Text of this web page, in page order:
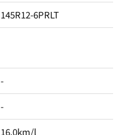
145R12-6PRLT
-
-
16.0km/l